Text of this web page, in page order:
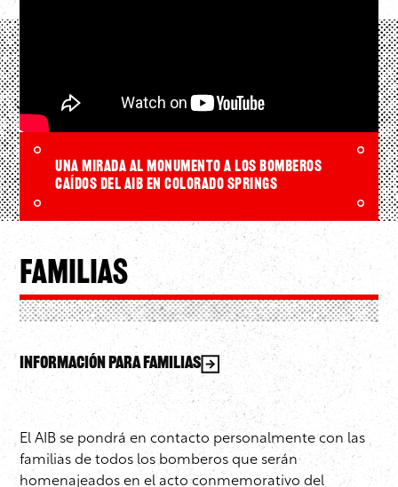
Una mirada al Monumento a los Bomberos
Caídos del AIB en Colorado Springs
Familias
Información para Familias
El AIB se pondrá en contacto personalmente con las
familias de todos los bomberos que serán
homenajeados en el acto conmemorativo del